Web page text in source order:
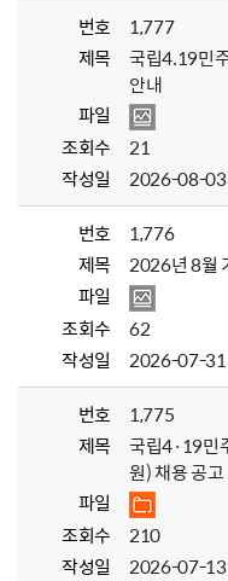
번호
1,777
제목
국립4.19민
안내
파일
조회수
21
작성일
2026-08-03
번호
1,776
제목
2026년 8월
파일
조회수
62
작성일
2026-07-31
번호
1,775
제목
국립4·19민
원) 채용 공고
파일
조회수
210
작성일
2026-07-13